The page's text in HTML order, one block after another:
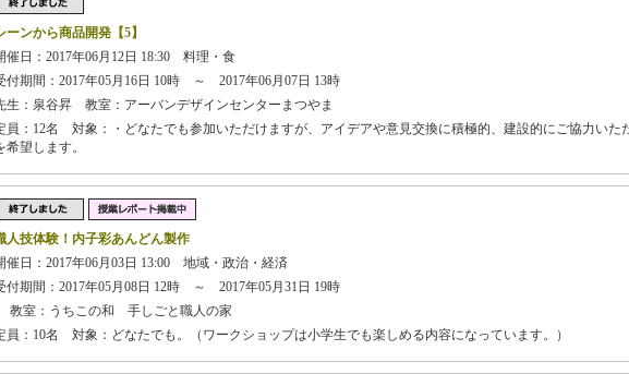
ーンから商品開発【5】
催日：2017年06月12日 18:30 料理・食
付期間：2017年05月16日 10時 ～ 2017年06月07日 13時
生：泉谷昇 教室：アーバンデザインセンターまつやま
員：12名 対象：・どなたでも参加いただけますが、アイデアや意見交換に積極的、建設的にご協力いた
希望します。
人技体験！内子彩あんどん製作
催日：2017年06月03日 13:00 地域・政治・経済
付期間：2017年05月08日 12時 ～ 2017年05月31日 19時
教室：うちこの和 手しごと職人の家
員：10名 対象：どなたでも。（ワークショップは小学生でも楽しめる内容になっています。）